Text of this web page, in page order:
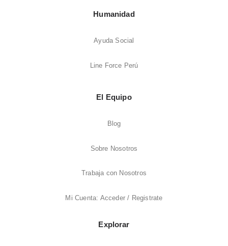
Humanidad
Ayuda Social
Line Force Perú
El Equipo
Blog
Sobre Nosotros
Trabaja con Nosotros
Mi Cuenta: Acceder / Registrate
Explorar